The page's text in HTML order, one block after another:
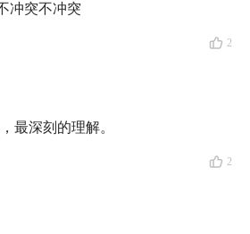
30来信：因为生病，我开始敬畏生
的重要性
E48 《更富有、更睿智、更快
冲突不冲突
2
最深刻的理解。
2